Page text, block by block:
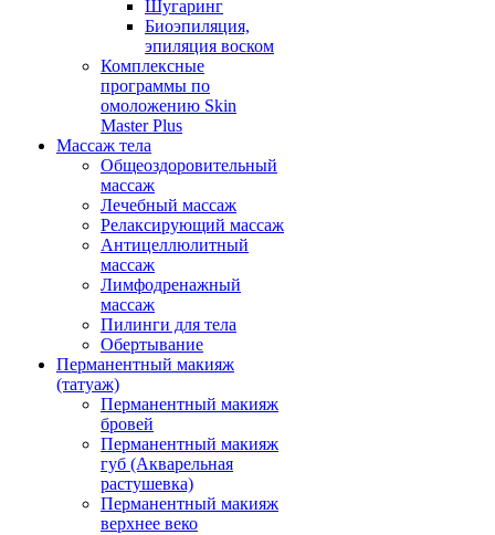
Шугаринг
Биоэпиляция,
эпиляция воском
Комплексные
программы по
омоложению Skin
Master Plus
Массаж тела
Общеоздоровительный
массаж
Лечебный массаж
Релаксирующий массаж
Антицеллюлитный
массаж
Лимфодренажный
массаж
Пилинги для тела
Обертывание
Перманентный макияж
(татуаж)
Перманентный макияж
бровей
Перманентный макияж
губ (Акварельная
растушевка)
Перманентный макияж
верхнее веко